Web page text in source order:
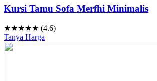
Kursi Tamu Sofa Merfhi Minimalis
★★★★★ (4.6)
Tanya Harga